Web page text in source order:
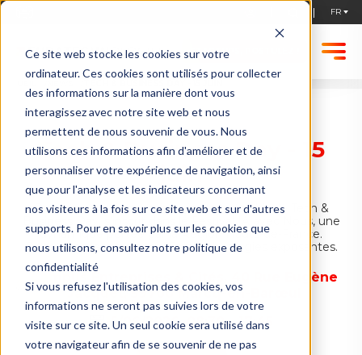
Ce site web stocke les cookies sur votre
ordinateur. Ces cookies sont utilisés pour collecter
des informations sur la manière dont vous
interagissez avec notre site web et nous
permettent de nous souvenir de vous. Nous
utilisons ces informations afin d'améliorer et de
personnaliser votre expérience de navigation, ainsi
que pour l'analyse et les indicateurs concernant
nos visiteurs à la fois sur ce site web et sur d'autres
supports. Pour en savoir plus sur les cookies que
nous utilisons, consultez notre politique de
confidentialité
Si vous refusez l'utilisation des cookies, vos
informations ne seront pas suivies lors de votre
visite sur ce site. Un seul cookie sera utilisé dans
votre navigateur afin de se souvenir de ne pas
STARTUPS, POSTULEZ !
Tech & Business Day - 15
juin
Rendez-vous économique incontournable, le Tech &
Business Day, s'inscrit dans le Festival IA avec Nous, une
dynamique portée par la Région Hauts-de-France.
Découvrez les startups d'EuraTechnologies exposantes.
Campus Entreprises & Cités, 40 Rue Eugène
Jacquet, 59700 Marcq-en-Barœul
15/06/2026, 08:30-17:45